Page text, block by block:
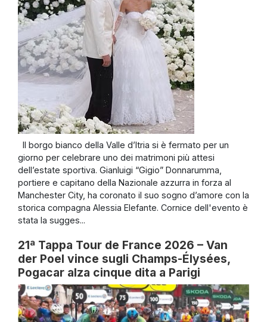
Il borgo bianco della Valle d’Itria si è fermato per un
giorno per celebrare uno dei matrimoni più attesi
dell’estate sportiva. Gianluigi “Gigio” Donnarumma,
portiere e capitano della Nazionale azzurra in forza al
Manchester City, ha coronato il suo sogno d’amore con la
storica compagna Alessia Elefante. Cornice dell'evento è
stata la sugges...
21ª Tappa Tour de France 2026 – Van
der Poel vince sugli Champs-Élysées,
Pogacar alza cinque dita a Parigi